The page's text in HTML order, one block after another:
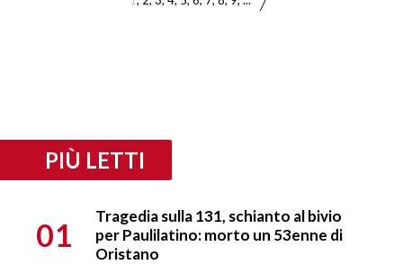
PIÙ LETTI
01
Tragedia sulla 131, schianto al bivio
per Paulilatino: morto un 53enne di
Oristano